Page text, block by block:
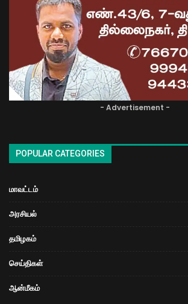
- Advertisement -
POPULAR CATEGORIES
மாவட்டம்
அரசியல்
தமிழகம்
செய்திகள்
ஆன்மீகம்